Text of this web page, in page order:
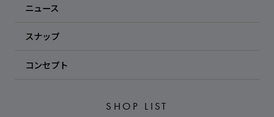
ニュース
スナップ
コンセプト
SHOP LIST